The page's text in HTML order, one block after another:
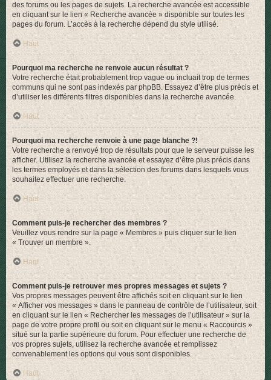
des forums ou les pages de sujets. La recherche avancée est accessible
en cliquant sur le lien « Recherche avancée » disponible sur toutes les
pages du forum. L’accès à la recherche dépend du style utilisé.
Haut
Pourquoi ma recherche ne renvoie aucun résultat ?
Votre recherche était probablement trop vague ou incluait trop de termes
communs qui ne sont pas indexés par phpBB. Essayez d’être plus précis et
d’utiliser les différents filtres disponibles dans la recherche avancée.
Haut
Pourquoi ma recherche renvoie à une page blanche ?!
Votre recherche a renvoyé trop de résultats pour que le serveur puisse les
afficher. Utilisez la recherche avancée et essayez d’être plus précis dans
les termes employés et dans la sélection des forums dans lesquels vous
souhaitez effectuer une recherche.
Haut
Comment puis-je rechercher des membres ?
Veuillez vous rendre sur la page « Membres » puis cliquer sur le lien
« Trouver un membre ».
Haut
Comment puis-je retrouver mes propres messages et sujets ?
Vos propres messages peuvent être affichés soit en cliquant sur le lien
« Afficher vos messages » dans le panneau de contrôle de l’utilisateur, soit
en cliquant sur le lien « Rechercher les messages de l’utilisateur » sur la
page de votre propre profil ou soit en cliquant sur le menu « Raccourcis »
situé sur la partie supérieure du forum. Pour effectuer une recherche de
vos propres sujets, utilisez la recherche avancée et remplissez
convenablement les options qui vous sont disponibles.
Haut